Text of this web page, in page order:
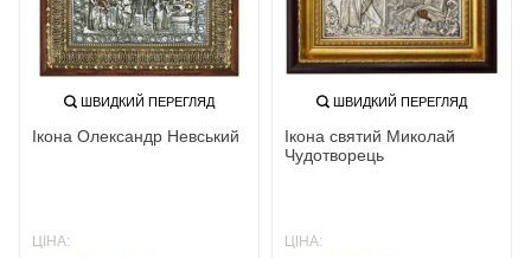
ШВИДКИЙ ПЕРЕГЛЯД
Ікона Олександр Невський
ЦІНА:
ШВИДКИЙ ПЕРЕГЛЯД
Ікона святий Миколай
Чудотворець
ЦІНА: